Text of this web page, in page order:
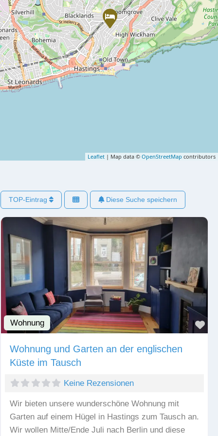
Leaflet | Map data © OpenStreetMap contributors
TOP-Eintrag Diese Suche speichern
Wohnung
Wohnung und Garten an der englischen
Küste im Tausch
Keine Rezensionen
Wir bieten unsere wunderschöne Wohnung mit
Garten auf einem Hügel in Hastings zum Tausch an.
Wir wollen Mitte/Ende Juli nach Berlin und diese